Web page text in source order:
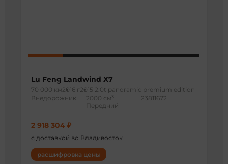
Lu Feng Landwind X7
70 000 км2016 г 2015 2.0t panoramic premium edition
Внедорожник
2000 см 3
Передний
23811672
2 918 304 ₽
с доставкой во Владивосток
расшифровка цены